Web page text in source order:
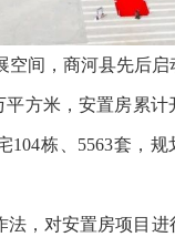
间，商河县先后
方米，安置房累
栋、5563套，
，对安置房项目